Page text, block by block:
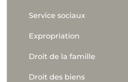
Service sociaux
Expropriation
Droit de la famille
Droit des biens